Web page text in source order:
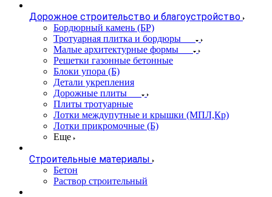
Дорожное строительство и благоустройство
Бордюрный камень (БР)
Тротуарная плитка и бордюры
Малые архитектурные формы
Решетки газонные бетонные
Блоки упора (Б)
Детали укрепления
Дорожные плиты
Плиты тротуарные
Лотки междупутные и крышки (МПЛ,Кр)
Лотки прикромочные (Б)
Еще
Строительные материалы
Бетон
Раствор строительный